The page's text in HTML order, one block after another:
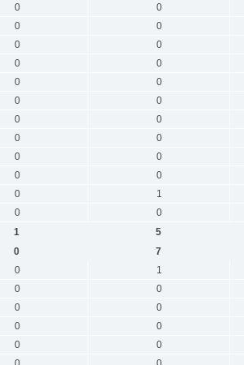
0 0
0 0
0 0
0 0
0 0
0 0
0 0
0 0
0 0
0 0
0 1
0 0
1 5
0 7
0 1
0 0
0 0
0 0
0 0